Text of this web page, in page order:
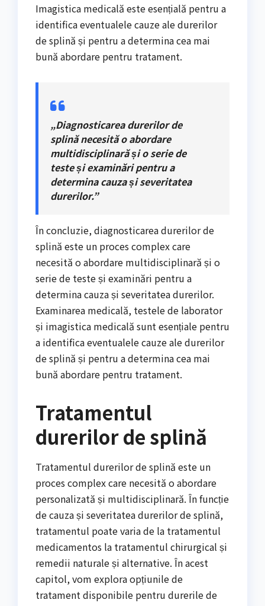
Imagistica medicală este esențială pentru a
identifica eventualele cauze ale durerilor
de splină și pentru a determina cea mai
bună abordare pentru tratament.
„Diagnosticarea durerilor de
splină necesită o abordare
multidisciplinară și o serie de
teste și examinări pentru a
determina cauza și severitatea
durerilor.”
În concluzie, diagnosticarea durerilor de
splină este un proces complex care
necesită o abordare multidisciplinară și o
serie de teste și examinări pentru a
determina cauza și severitatea durerilor.
Examinarea medicală, testele de laborator
și imagistica medicală sunt esențiale pentru
a identifica eventualele cauze ale durerilor
de splină și pentru a determina cea mai
bună abordare pentru tratament.
Tratamentul
durerilor de splină
Tratamentul durerilor de splină este un
proces complex care necesită o abordare
personalizată și multidisciplinară. În funcție
de cauza și severitatea durerilor de splină,
tratamentul poate varia de la tratamentul
medicamentos la tratamentul chirurgical și
remedii naturale și alternative. În acest
capitol, vom explora opțiunile de
tratament disponibile pentru durerile de